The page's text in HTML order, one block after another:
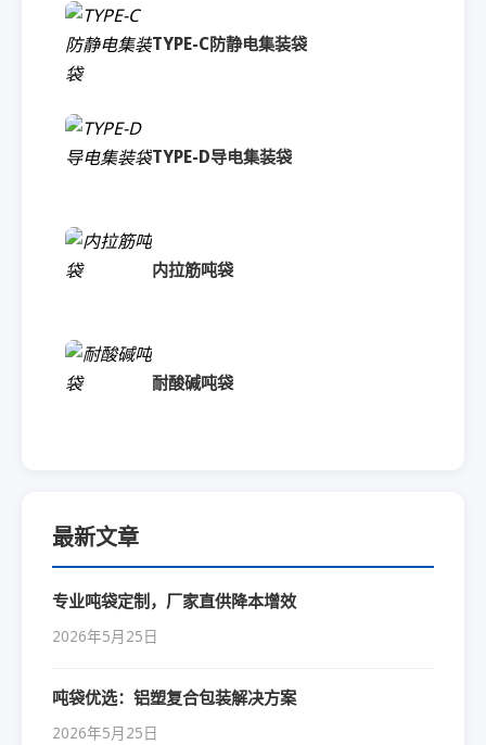
TYPE-C防静电集装袋
TYPE-D导电集装袋
内拉筋吨袋
耐酸碱吨袋
最新文章
专业吨袋定制，厂家直供降本增效
2026年5月25日
吨袋优选：铝塑复合包装解决方案
2026年5月25日